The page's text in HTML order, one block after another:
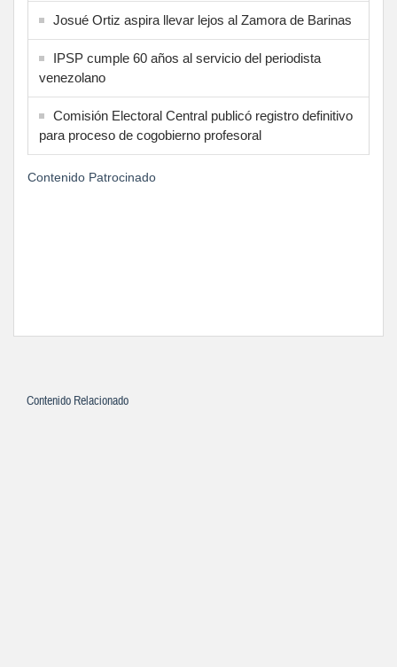
Josué Ortiz aspira llevar lejos al Zamora de Barinas
IPSP cumple 60 años al servicio del periodista
venezolano
Comisión Electoral Central publicó registro definitivo
para proceso de cogobierno profesoral
Contenido Patrocinado
Contenido Relacionado